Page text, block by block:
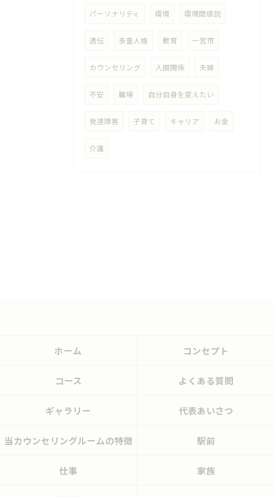
パーソナリティ 環境 環境閾値説
遺伝 多重人格 教育 一宮市
カウンセリング 人間関係 夫婦
不安 職場 自分自身を変えたい
発達障害 子育て キャリア お金
介護
ホーム コンセプト
コース よくある質問
ギャラリー 代表あいさつ
当カウンセリングルームの特徴 駅前
仕事 家族